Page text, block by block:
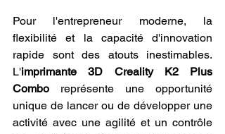
Pour l'entrepreneur moderne, la
flexibilité et la capacité d'innovation
rapide sont des atouts inestimables.
L'imprimante 3D Creality K2 Plus
Combo représente une opportunité
unique de lancer ou de développer une
activité avec une agilité et un contrôle